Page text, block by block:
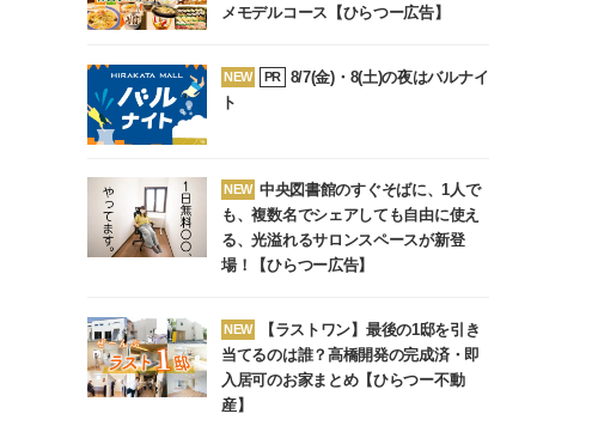
メモデルコース【ひらつー広告】
NEW PR
8/7(金)・8(土)の夜はバルナイ
ト
NEW 中央図書館のすぐそばに、1人で
も、複数名でシェアしても自由に使え
る、光溢れるサロンスペースが新登
場！【ひらつー広告】
NEW
【ラストワン】最後の1邸を引き
当てるのは誰？高橋開発の完成済・即
入居可のお家まとめ【ひらつー不動
産】